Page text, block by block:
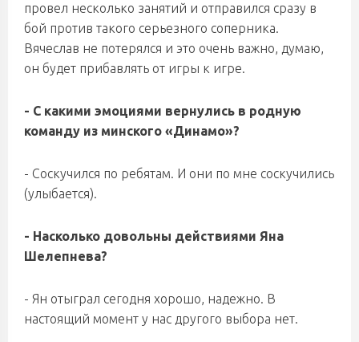
провел несколько занятий и отправился сразу в
бой против такого серьезного соперника.
Вячеслав не потерялся и это очень важно, думаю,
он будет прибавлять от игры к игре.
- С какими эмоциями вернулись в родную
команду из минского «Динамо»?
- Соскучился по ребятам. И они по мне соскучились
(улыбается).
- Насколько довольны действиями Яна
Шелепнева?
- Ян отыграл сегодня хорошо, надежно. В
настоящий момент у нас другого выбора нет.